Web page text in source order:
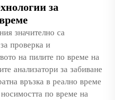
за
значително са
проверка и
на пилите по време на
анализатори за забиване
връзка в реално време
по време на